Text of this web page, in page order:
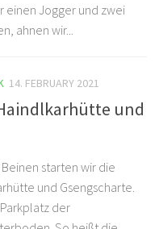
einen Jogger und zwei
ahnen wir...
14. FEBRUARY 2021
und
starten wir die
und Gsengscharte.
der